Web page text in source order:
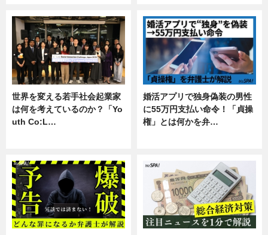
世界を変える若手社会起業家
は何を考えているのか？「Yo
uth Co:L…
婚活アプリで独身偽装の男性
に55万円支払い命令！「貞操
権」とは何かを弁…